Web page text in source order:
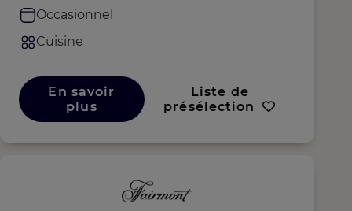
Occasionnel
Cuisine
En savoir
plus
Liste de
présélection